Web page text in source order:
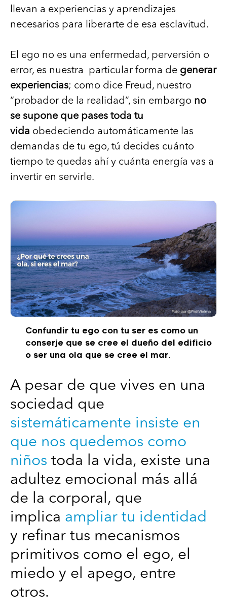
llevan a experiencias y aprendizajes
necesarios para liberarte de esa esclavitud.
El ego no es una enfermedad, perversión o
error, es nuestra particular forma de generar
experiencias; como dice Freud, nuestro
“probador de la realidad”, sin embargo no
se supone que pases toda tu
vida obedeciendo automáticamente las
demandas de tu ego, tú decides cuánto
tiempo te quedas ahí y cuánta energía vas a
invertir en servirle.
Confundir tu ego con tu ser es como un
conserje que se cree el dueño del edificio
o ser una ola que se cree el mar.
A pesar de que vives en una
sociedad que
sistemáticamente insiste en
que nos quedemos como
niños toda la vida, existe una
adultez emocional más allá
de la corporal, que
implica ampliar tu identidad
y refinar tus mecanismos
primitivos como el ego, el
miedo y el apego, entre
otros.